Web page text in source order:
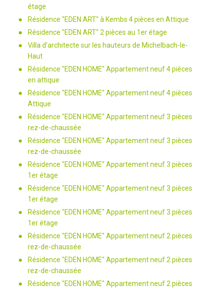
étage
Résidence "EDEN ART" à Kembs 4 pièces en Attique
Résidence "EDEN ART" 2 pièces au 1er étage
Villa d'architecte sur les hauteurs de Michelbach-le-
Haut
Résidence "EDEN HOME" Appartement neuf 4 pièces
en attique
Résidence "EDEN HOME" Appartement neuf 4 pièces
Attique
Résidence "EDEN HOME" Appartement neuf 3 pièces
rez-de-chaussée
Résidence "EDEN HOME" Appartement neuf 3 pièces
rez-de-chaussée
Résidence "EDEN HOME" Appartement neuf 3 pièces
1er étage
Résidence "EDEN HOME" Appartement neuf 3 pièces
1er étage
Résidence "EDEN HOME" Appartement neuf 3 pièces
1er étage
Résidence "EDEN HOME" Appartement neuf 2 pièces
rez-de-chaussée
Résidence "EDEN HOME" Appartement neuf 2 pièces
rez-de-chaussée
Résidence "EDEN HOME" Appartement neuf 2 pièces